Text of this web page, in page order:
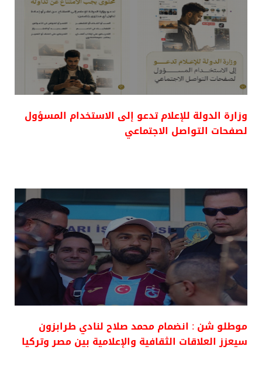
وزارة الدولة للإعلام تدعو إلى الاستخدام المسؤول
لصفحات التواصل الاجتماعي
موطلو شن : انضمام محمد صلاح لنادي طرابزون
سيعزز العلاقات الثقافية والإعلامية بين مصر وتركيا